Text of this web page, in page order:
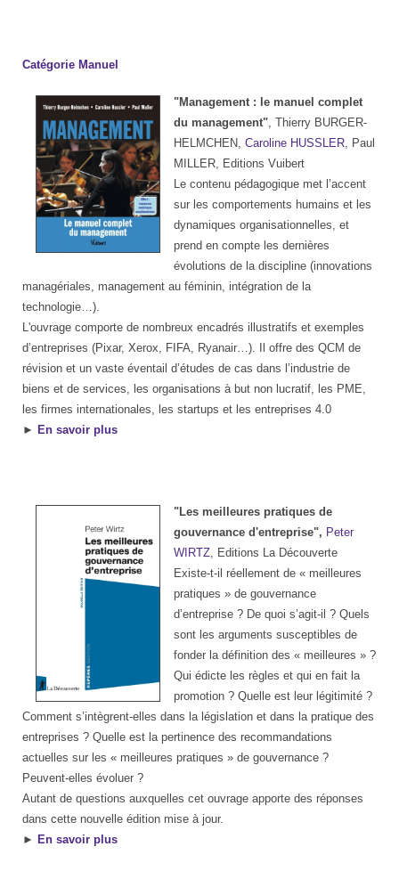
Catégorie Manuel
"Management : le manuel complet
du management", Thierry BURGER-
HELMCHEN, Caroline HUSSLER, Paul
MILLER, Editions Vuibert
Le contenu pédagogique met l’accent
sur les comportements humains et les
dynamiques organisationnelles, et
prend en compte les dernières
évolutions de la discipline (innovations
managériales, management au féminin, intégration de la
technologie…).
L'ouvrage comporte de nombreux encadrés illustratifs et exemples
d’entreprises (Pixar, Xerox, FIFA, Ryanair…). Il offre des QCM de
révision et un vaste éventail d’études de cas dans l’industrie de
biens et de services, les organisations à but non lucratif, les PME,
les firmes internationales, les startups et les entreprises 4.0
► En savoir plus
"Les meilleures pratiques de
gouvernance d'entreprise", Peter
WIRTZ, Editions La Découverte
Existe-t-il réellement de « meilleures
pratiques » de gouvernance
d’entreprise ? De quoi s’agit-il ? Quels
sont les arguments susceptibles de
fonder la définition des « meilleures » ?
Qui édicte les règles et qui en fait la
promotion ? Quelle est leur légitimité ?
Comment s’intègrent-elles dans la législation et dans la pratique des
entreprises ? Quelle est la pertinence des recommandations
actuelles sur les « meilleures pratiques » de gouvernance ?
Peuvent-elles évoluer ?
Autant de questions auxquelles cet ouvrage apporte des réponses
dans cette nouvelle édition mise à jour.
► En savoir plus